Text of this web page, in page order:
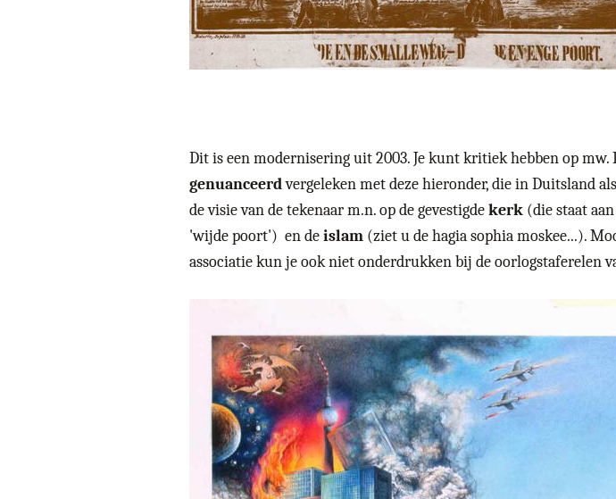
Dit is een modernisering uit 2003. Je kunt kritiek hebben op mw.
genuanceerdvergeleken met deze hieronder, die in Duitsland
de visie van de tekenaar m.n. op de gevestigde kerk (die staat
'wijde poort') en de islam (ziet u de hagia sophia moskee...).
associatie kun je ook niet onderdrukken bij de oorlogstaferelen